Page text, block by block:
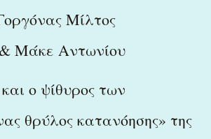
Μίλτος
Μάκε Αντωνίου
ο ψίθυρος των
θρύλος κατανόησης» της